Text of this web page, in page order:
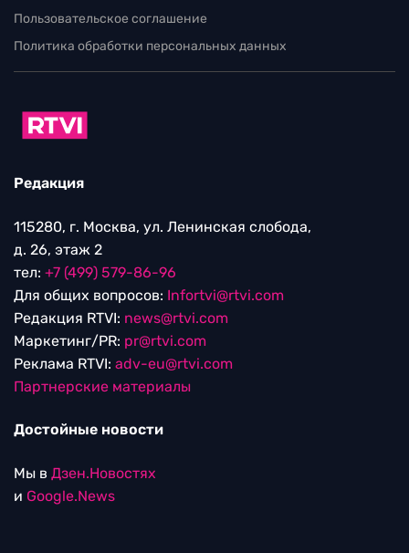
Пользовательское соглашение
Политика обработки персональных данных
Редакция
115280, г. Москва, ул. Ленинская слобода,
д. 26, этаж 2
тел: +7 (499) 579-86-96
Для общих вопросов: Infortvi@rtvi.com
Редакция RTVI: news@rtvi.com
Маркетинг/PR: pr@rtvi.com
Реклама RTVI: adv-eu@rtvi.com
Партнерские материалы
Достойные новости
Мы в Дзен.Новостях
и Google.News